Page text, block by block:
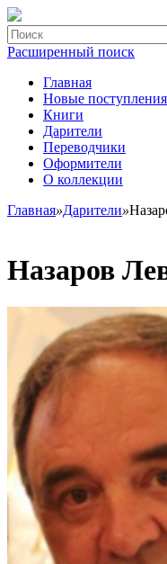
Расширенный поиск
Главная
Новые поступления
Книги
Дарители
Переводчики
Оформители
О коллекции
Главная»Дарители»
Назаров